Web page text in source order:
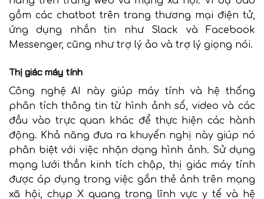
gồm các chatbot trên trang thương mại điện tử,
ứng dụng nhắn tin như Slack và Facebook
Messenger, cũng như trợ lý ảo và trợ lý giọng nói.
Thị giác máy tính
Công nghệ AI này giúp máy tính và hệ thống
phân tích thông tin từ hình ảnh số, video và các
đầu vào trực quan khác để thực hiện các hành
động. Khả năng đưa ra khuyến nghị này giúp nó
phân biệt với việc nhận dạng hình ảnh. Sử dụng
mạng lưới thần kinh tích chập, thị giác máy tính
được áp dụng trong việc gắn thẻ ảnh trên mạng
xã hội, chụp X quang trong lĩnh vực y tế và hệ